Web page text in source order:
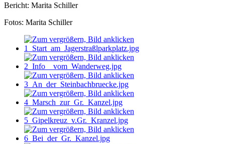
Bericht: Marita Schiller
Fotos: Marita Schiller